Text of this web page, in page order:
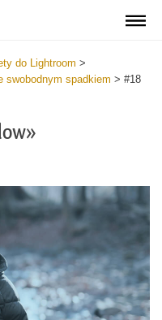
do Lightroom >
swobodnym spadkiem > #18